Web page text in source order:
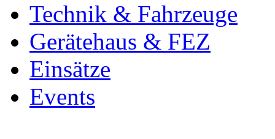
Technik & Fahrzeuge
Gerätehaus & FEZ
Einsätze
Events